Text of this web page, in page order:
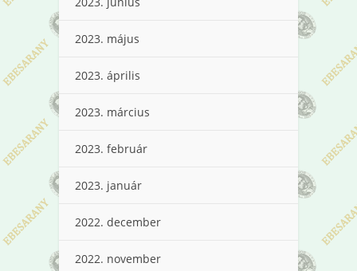
2023. május
2023. április
2023. március
2023. február
2023. január
2022. december
2022. november